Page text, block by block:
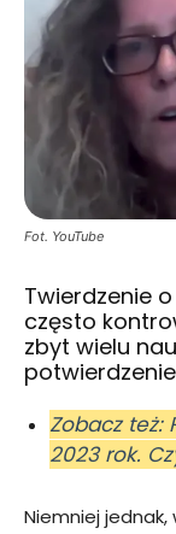
Fot. YouTube
Twierdzenie
często
zbyt wielu
Zobacz też:
2023 rok.
Niemniej